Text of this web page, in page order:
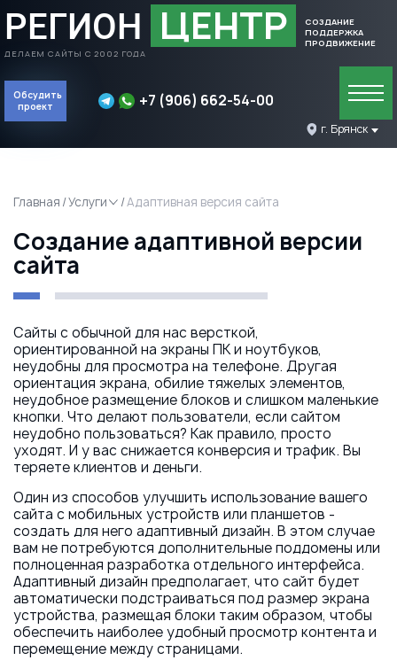
РЕГИОН ЦЕНТР
СОЗДАНИЕ
ПОДДЕРЖКА
ПРОДВИЖЕНИЕ
ДЕЛАЕМ САЙТЫ С 2002 ГОДА
Обсудить
проект
+7 (906) 662-54-00
г. Брянск
Главная Услуги Адаптивная версия сайта
Создание адаптивной версии
сайта
Сайты с обычной для нас версткой,
ориентированной на экраны ПК и ноутбуков,
неудобны для просмотра на телефоне. Другая
ориентация экрана, обилие тяжелых элементов,
неудобное размещение блоков и слишком маленькие
кнопки. Что делают пользователи, если сайтом
неудобно пользоваться? Как правило, просто
уходят. И у вас снижается конверсия и трафик. Вы
теряете клиентов и деньги.
Один из способов улучшить использование вашего
сайта с мобильных устройств или планшетов -
создать для него адаптивный дизайн. В этом случае
вам не потребуются дополнительные поддомены или
полноценная разработка отдельного интерфейса.
Адаптивный дизайн предполагает, что сайт будет
автоматически подстраиваться под размер экрана
устройства, размещая блоки таким образом, чтобы
обеспечить наиболее удобный просмотр контента и
перемещение между страницами.